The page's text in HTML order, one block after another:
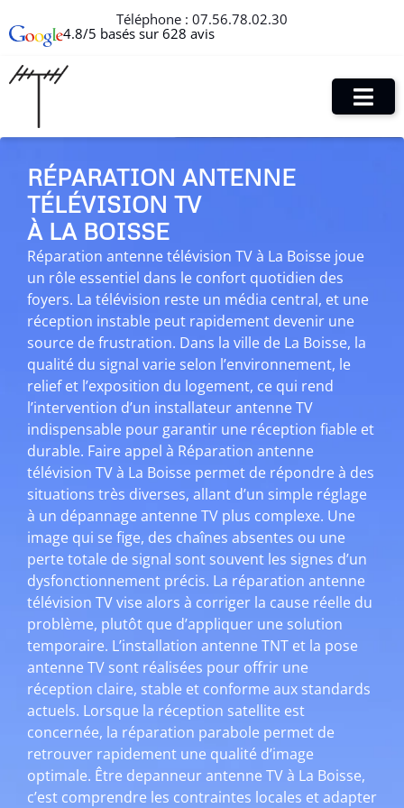
Téléphone : 07.56.78.02.30
4.8/5 basés sur 628 avis
RÉPARATION ANTENNE
TÉLÉVISION TV
À LA BOISSE
Réparation antenne télévision TV à La Boisse joue
un rôle essentiel dans le confort quotidien des
foyers. La télévision reste un média central, et une
réception instable peut rapidement devenir une
source de frustration. Dans la ville de La Boisse, la
qualité du signal varie selon l’environnement, le
relief et l’exposition du logement, ce qui rend
l’intervention d’un installateur antenne TV
indispensable pour garantir une réception fiable et
durable. Faire appel à Réparation antenne
télévision TV à La Boisse permet de répondre à des
situations très diverses, allant d’un simple réglage
à un dépannage antenne TV plus complexe. Une
image qui se fige, des chaînes absentes ou une
perte totale de signal sont souvent les signes d’un
dysfonctionnement précis. La réparation antenne
télévision TV vise alors à corriger la cause réelle du
problème, plutôt que d’appliquer une solution
temporaire. L’installation antenne TNT et la pose
antenne TV sont réalisées pour offrir une
réception claire, stable et conforme aux standards
actuels. Lorsque la réception satellite est
concernée, la réparation parabole permet de
retrouver rapidement une qualité d’image
optimale. Être depanneur antenne TV à La Boisse,
c’est comprendre les contraintes locales et adapter